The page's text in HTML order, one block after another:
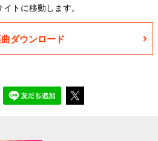
トに移動します。
ダウンロード